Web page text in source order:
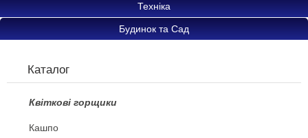
Техніка
Будинок та Сад
Каталог
Квіткові горщики
Кашпо